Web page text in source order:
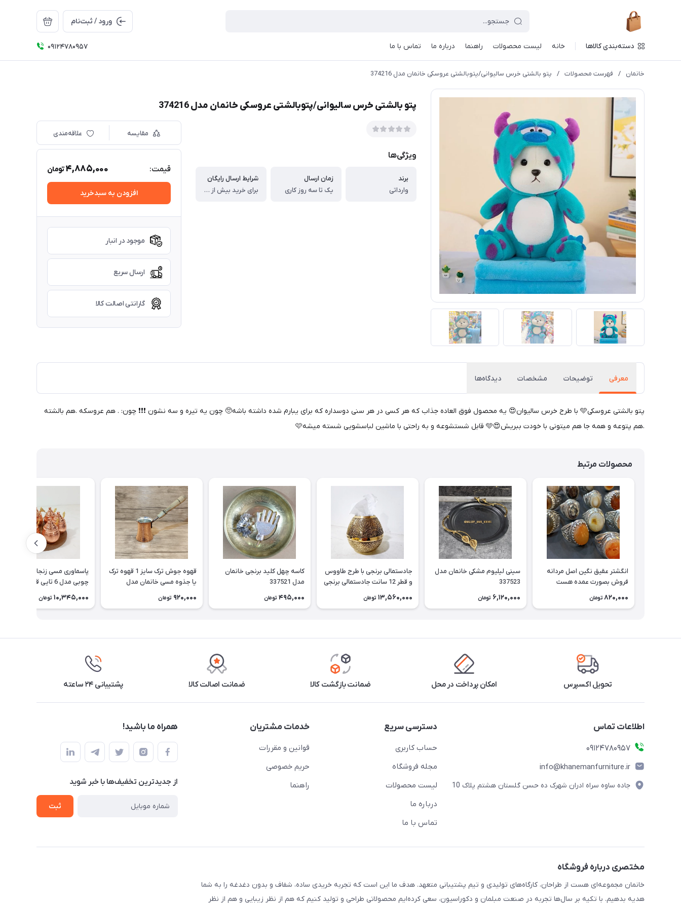
ورود / ثبت‌نام
دسته‌بندی کالاها خانه لیست محصولات راهنما درباره ما تماس با ما 09124780957
خانمان / فهرست محصولات / پتو بالشتی خرس سالیوانی/پتوبالشتی عروسکی خانمان مدل 374216
پتو بالشتی خرس سالیوانی/پتوبالشتی عروسکی خانمان مدل 374216
ویژگی‌ها
برند
وارداتی
زمان ارسال
یک تا سه روز کاری
شرایط ارسال رایگان
برای خرید بیش از سه میلیون برای تهران
مقایسه علاقه‌مندی
قیمت: 4,885,000تومان
افزودن به سبدخرید
موجود در انبار
ارسال سریع
گارانتی اصالت کالا
معرفی توضیحات مشخصات دیدگاه‌ها
پتو بالشتی عروسکی🩵 با طرح خرس سالیوان😍 یه محصول فوق العاده جذاب که هر کسی در هر سنی دوسداره که برای یبارم شده داشته باشه🥺 چون یه تیره و سه نشون ❗❗❗ چون: . هم عروسکه .هم بالشته
.هم پتوعه و همه جا هم میتونی با خودت ببریش😍🩵 قابل شستشوعه و به راحتی با ماشین لباسشویی شسته میشه🩷
محصولات مرتبط
انگشتر عقیق نگین اصل مردانه
فروش بصورت عمده هست
هست فروش بصورت رندوم
820,000 تومان
سینی لیلیوم مشکی خانمان مدل
337523
6,120,000 تومان
جادستمالی برنجی با طرح طاووس
و قطر 12 سانت جادستمالی برنجی
جا دستمال برنجی جادستمالی برنز
مناسب استفاده دائم وقابل
13,560,000 تومان
کاسه چهل کلید برنجی خانمان
مدل 337521
495,000 تومان
قهوه جوش ترک سایز 1 قهوه ترک
یا جذوه مسی خانمان مدل
920,000 تومان
پاسماوری مسی زنجان با استند
چوبی مدل 6 تایی قاشق دار و
نانو شده خانمان مدل 337519
10,345,000 تومان
تحویل اکسپرس امکان پرداخت در محل ضمانت بازگشت کالا ضمانت اصالت کالا پشتیبانی ۲۴ ساعته
اطلاعات تماس
09124780957
info@khanemanfurniture.ir
جاده ساوه سراه ادران شهرک ده حسن گلستان هشتم پلاک 10
دسترسی سریع
حساب کاربری
مجله فروشگاه
لیست محصولات
درباره ما
تماس با ما
خدمات مشتریان
قوانین و مقررات
حریم خصوصی
راهنما
همراه ما باشید!
از جدید‌ترین تخفیف‌ها با‌ خبر شوید
ثبت
مختصری درباره فروشگاه
خانمان مجموعه‌ای هست از طراحان، کارگاه‌های تولیدی و تیم پشتیبانی متعهد. هدف ما این است که تجربه خریدی ساده، شفاف و بدون دغدغه را به شما
هدیه بدهیم. با تکیه بر سال‌ها تجربه در صنعت مبلمان و دکوراسیون، سعی کرده‌ایم محصولاتی طراحی و تولید کنیم که هم از نظر زیبایی و هم از نظر